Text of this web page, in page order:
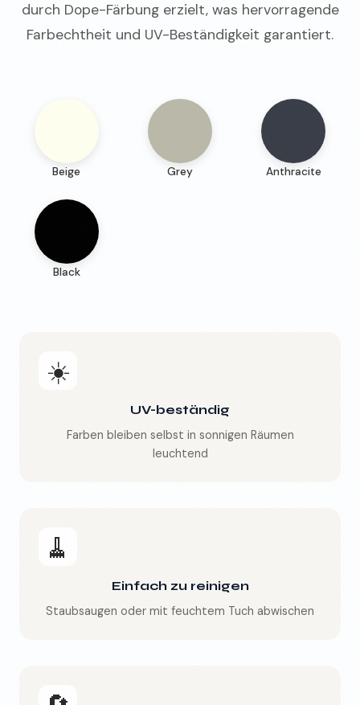
durch Dope-Färbung erzielt, was hervorragende
Farbechtheit und UV-Beständigkeit garantiert.
Beige Grey Anthracite
Black
☀️
UV-beständig
Farben bleiben selbst in sonnigen Räumen
leuchtend
🧹
Einfach zu reinigen
Staubsaugen oder mit feuchtem Tuch abwischen